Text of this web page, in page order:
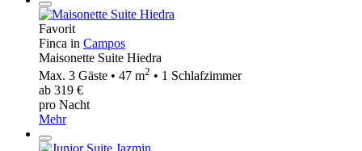
Favorit
Finca in Campos
Maisonette Suite Hiedra
Max. 3 Gäste • 47 m2 • 1 Schlafzimmer
ab 319 €
pro Nacht
Mehr